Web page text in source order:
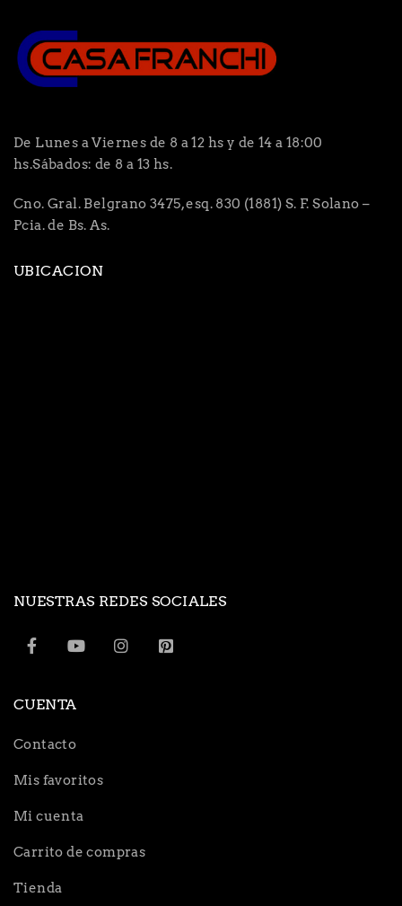
De Lunes a Viernes de 8 a 12 hs y de 14 a 18:00
hs.Sábados: de 8 a 13 hs.
Cno. Gral. Belgrano 3475, esq. 830 (1881) S. F. Solano –
Pcia. de Bs. As.
UBICACION
NUESTRAS REDES SOCIALES
CUENTA
Contacto
Mis favoritos
Mi cuenta
Carrito de compras
Tienda